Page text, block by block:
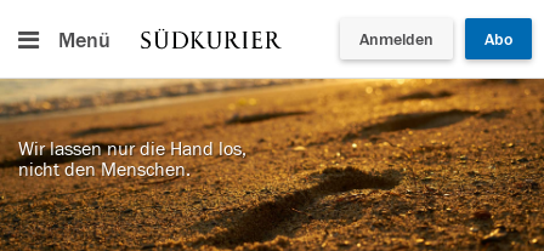
Menü Anmelden Abo
Wir lassen nur die Hand los,
nicht den Menschen.